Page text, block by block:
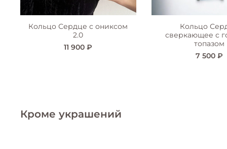
Кольцо Сердце с ониксом
2.0
11 900 ₽
Кольцо
сверкающее с
топазом
7 500 ₽
Кроме украшений